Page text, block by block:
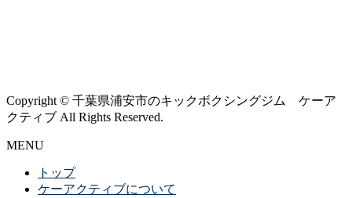
Copyright © 千葉県浦安市のキックボクシングジム ケーア
クティブ All Rights Reserved.
MENU
トップ
ケーアクティブについて